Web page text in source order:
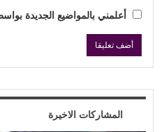
أعلمني بالمواضيع الجديدة
المشاركات الاخيرة